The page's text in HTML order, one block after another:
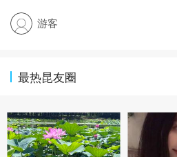
游客
最热昆友圈